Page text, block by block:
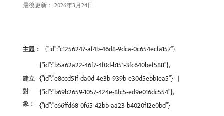
最後更新： 2026年3月24日
主題： {"id":"c1256247-af4b-46d8-9dca-0c654ecfa157"}
建立
對
象：
{"id":"b5a62a22-46f7-4f0d-b151-3fc640bef588"},
{"id":"e8ccd51f-da0d-4e3b-939b-e30d5ebb1ea5"}
{"id":"b69b2659-1057-424e-8fc5-ed9e016dc554"},
{"id":"c66ffd68-0f65-42bb-aa23-b4020f12e0bd"}